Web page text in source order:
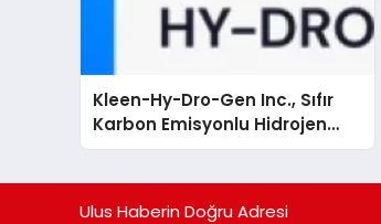
Kleen-Hy-Dro-Gen Inc., Sıfır
Karbon Emisyonlu Hidrojen
Isıtma Teknolojisinde ISO ve
Ulus Haberin Doğru Adresi